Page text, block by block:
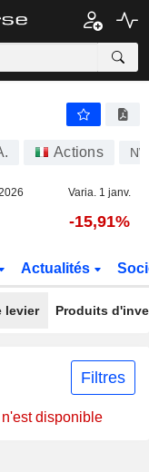
Actions
Varia. 1 janv.
-15,91%
Actualités
levier Produits
Filtres
disponible